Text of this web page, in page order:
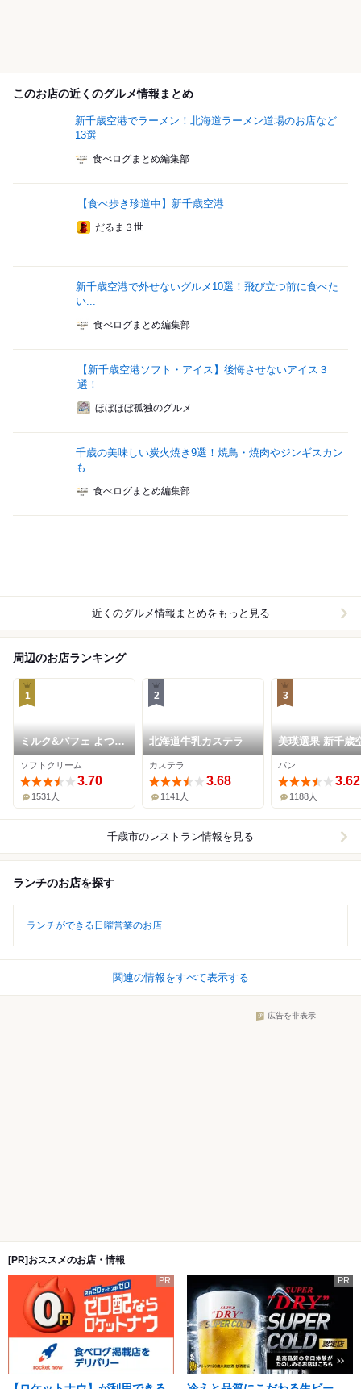
このお店の近くのグルメ情報まとめ
新千歳空港でラーメン！北海道ラーメン道場のお店など
13選
食べログまとめ編集部
【食べ歩き珍道中】新千歳空港
だるま３世
新千歳空港で外せないグルメ10選！飛び立つ前に食べた
い...
食べログまとめ編集部
【新千歳空港ソフト・アイス】後悔させないアイス３
選！
ほぼほぼ孤独のグルメ
千歳の美味しい炭火焼き9選！焼鳥・焼肉やジンギスカン
も
食べログまとめ編集部
近くのグルメ情報まとめをもっと見る
周辺のお店ランキング
1
ミルク&パフェ よつ葉
ホワイトコージ 新千
歳空港店
ソフトクリーム
3.70
1531人
2
北海道牛乳カステラ
カステラ
3.68
1141人
3
美瑛選果 新千歳
店
パン
3.62
1188人
千歳市のレストラン情報を見る
ランチのお店を探す
ランチができる日曜営業のお店
関連の情報をすべて表示する
広告を非表示
[PR]おススメのお店・情報
PR PR